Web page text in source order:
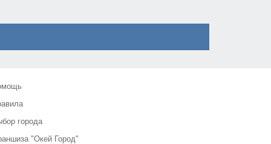
города
"Окей Город"